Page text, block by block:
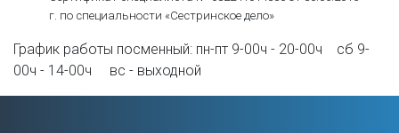
г. по специальности «Сестринское дело»
График работы посменный: пн-пт 9-00ч - 20-00ч сб 9-
00ч - 14-00ч вс - выходной